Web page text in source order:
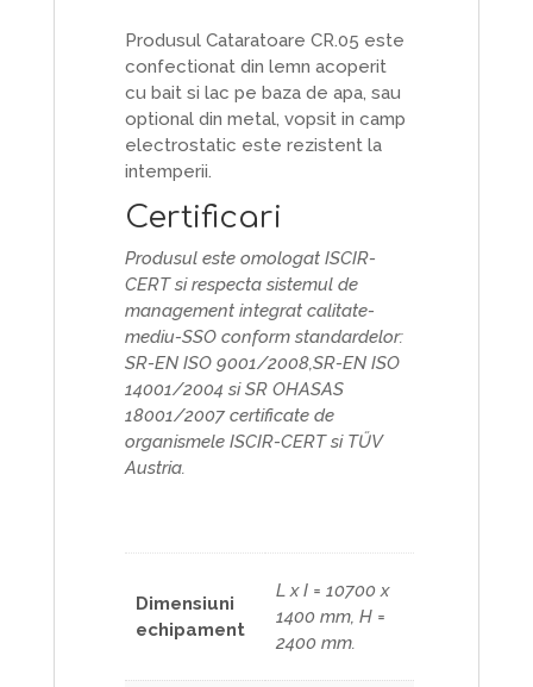
Produsul Cataratoare CR.05 este
confectionat din lemn acoperit
cu bait si lac pe baza de apa, sau
optional din metal, vopsit in camp
electrostatic este rezistent la
intemperii.
Certificari
Produsul este omologat ISCIR-
CERT si respecta sistemul de
management integrat calitate-
mediu-SSO conform standardelor:
SR-EN ISO 9001/2008,SR-EN ISO
14001/2004 si SR OHASAS
18001/2007 certificate de
organismele ISCIR-CERT si TŰV
Austria.
Dimensiuni
echipament
L x I = 10700 x
1400 mm, H =
2400 mm.